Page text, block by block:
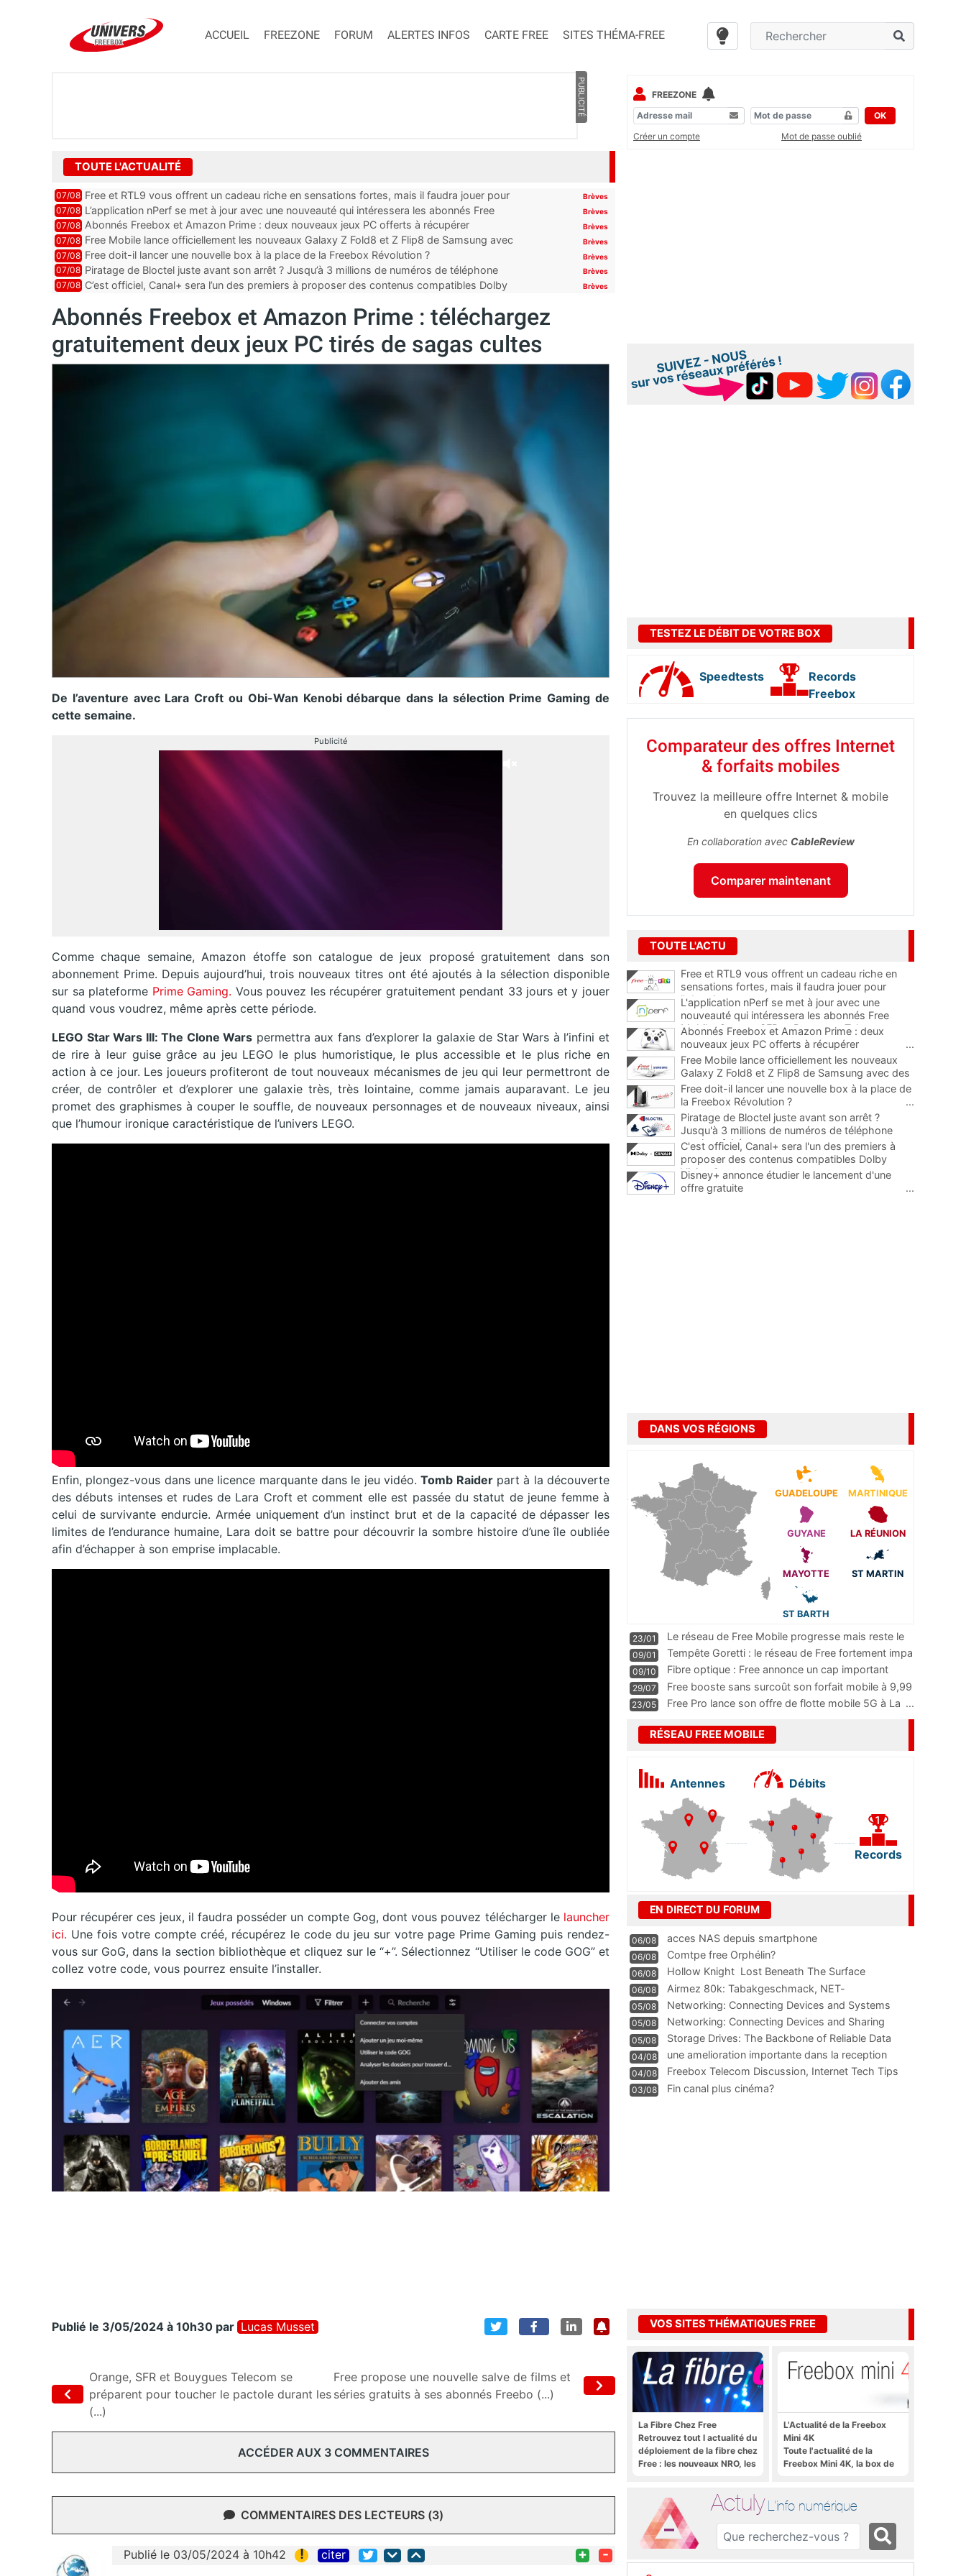
ACCUEIL FREEZONE FORUM ALERTES INFOS CARTE FREE SITES THÉMA-FREE
PUBLICITÉ
TOUTE L'ACTUALITÉ
07/08 Free et RTL9 vous offrent un cadeau riche en sensations fortes, mais il faudra jouer pour
l’obtenir
Brèves
07/08 L’application nPerf se met à jour avec une nouveauté qui intéressera les abonnés Free
Mobile, Orange, SFR ...
Brèves
07/08 Abonnés Freebox et Amazon Prime : deux nouveaux jeux PC offerts à récupérer Brèves
07/08 Free Mobile lance officiellement les nouveaux Galaxy Z Fold8 et Z Flip8 de Samsung avec
des promos et des cadeaux
Brèves
07/08 Free doit-il lancer une nouvelle box à la place de la Freebox Révolution ? Brèves
07/08 Piratage de Bloctel juste avant son arrêt ? Jusqu’à 3 millions de numéros de téléphone
auraient fuité
Brèves
07/08 C’est officiel, Canal+ sera l’un des premiers à proposer des contenus compatibles Dolby
Brèves
Abonnés Freebox et Amazon Prime : téléchargez
gratuitement deux jeux PC tirés de sagas cultes
De l’aventure avec Lara Croft ou Obi-Wan Kenobi débarque dans la sélection Prime Gaming de
cette semaine.
Publicité
Comme chaque semaine, Amazon étoffe son catalogue de jeux proposé gratuitement dans son
abonnement Prime. Depuis aujourd’hui, trois nouveaux titres ont été ajoutés à la sélection disponible
sur sa plateforme Prime Gaming. Vous pouvez les récupérer gratuitement pendant 33 jours et y jouer
quand vous voudrez, même après cette période.
LEGO Star Wars III: The Clone Wars permettra aux fans d’explorer la galaxie de Star Wars à l’infini et
de rire à leur guise grâce au jeu LEGO le plus humoristique, le plus accessible et le plus riche en
action à ce jour. Les joueurs profiteront de tout nouveaux mécanismes de jeu qui leur permettront de
créer, de contrôler et d’explorer une galaxie très, très lointaine, comme jamais auparavant. Le jeu
promet des graphismes à couper le souffle, de nouveaux personnages et de nouveaux niveaux, ainsi
que l’humour ironique caractéristique de l’univers LEGO.
Enfin, plongez-vous dans une licence marquante dans le jeu vidéo.Tomb Raiderpart à la découverte
des débuts intenses et rudes de Lara Croft et comment elle est passée du statut de jeune femme à
celui de survivante endurcie. Armée uniquement d’un instinct brut et de la capacité de dépasser les
limites de l’endurance humaine, Lara doit se battre pour découvrir la sombre histoire d’une île oubliée
afin d’échapper à son emprise implacable.
Pour récupérer ces jeux, il faudra posséder un compte Gog, dont vous pouvez télécharger le launcher
ici. Une fois votre compte créé, récupérez le code du jeu sur votre page Prime Gaming puis rendez-
vous sur GoG, dans la section bibliothèque et cliquez sur le “+”. Sélectionnez “Utiliser le code GOG” et
collez votre code, vous pourrez ensuite l’installer.
Publié le 3/05/2024 à 10h30 par Lucas Musset
Orange, SFR et Bouygues Telecom se
préparent pour toucher le pactole durant les
(...)
Free propose une nouvelle salve de films et
séries gratuits à ses abonnés Freebo (...)
ACCÉDER AUX 3 COMMENTAIRES
COMMENTAIRES DES LECTEURS (3)
Publié le 03/05/2024 à 10h42 ! citer + -
FREEZONE
OK
Créer un compte
Mot de passe oublié
TESTEZ LE DÉBIT DE VOTRE BOX
Speedtests
Records
Freebox
Comparateur des offres Internet
& forfaits mobiles
Trouvez la meilleure offre Internet & mobile
en quelques clics
En collaboration avec CableReview
Comparer maintenant
TOUTE L'ACTU
Free et RTL9 vous offrent un cadeau riche en
sensations fortes, mais il faudra jouer pour
l'obtenir
L'application nPerf se met à jour avec une
nouveauté qui intéressera les abonnés Free
Mobile, Orange, SFR et Bouygues Telecom
Abonnés Freebox et Amazon Prime : deux
nouveaux jeux PC offerts à récupérer
...
Free Mobile lance officiellement les nouveaux
Galaxy Z Fold8 et Z Flip8 de Samsung avec des
promos et des cadeaux
...
Free doit-il lancer une nouvelle box à la place de
la Freebox Révolution ?
...
Piratage de Bloctel juste avant son arrêt ?
Jusqu'à 3 millions de numéros de téléphone
auraient fuité
C'est officiel, Canal+ sera l'un des premiers à
proposer des contenus compatibles Dolby
Vision 2
Disney+ annonce étudier le lancement d'une
offre gratuite
...
DANS VOS RÉGIONS
GUADELOUPE MARTINIQUE
GUYANE LA RÉUNION
MAYOTTE ST MARTIN
ST BARTH
23/01
Le réseau de Free Mobile progresse mais reste le
m
...
09/01
Tempête Goretti : le réseau de Free fortement impa
09/10
Fibre optique : Free annonce un cap important
pass
...
29/07
Free booste sans surcoût son forfait mobile à 9,99
23/05 Free Pro lance son offre de flotte mobile 5G à La ...
RÉSEAU FREE MOBILE
Antennes Débits
Records
EN DIRECT DU FORUM
06/08 acces NAS depuis smartphone
06/08 Comtpe free Orphélin?
06/08 Hollow Knight  Lost Beneath The Surface
06/08
Airmez 80k: Tabakgeschmack, NET-
Technologie und Leistung im
05/08 Networking: Connecting Devices and Systems
05/08
Networking: Connecting Devices and Sharing
Information
05/08
Storage Drives: The Backbone of Reliable Data
Management
04/08
une amelioration importante dans la reception
WIFI
04/08
Freebox Telecom Discussion, Internet Tech Tips
Communi
03/08 Fin canal plus cinéma?
VOS SITES THÉMATIQUES FREE
La Fibre Chez Free
Retrouvez tout l actualité du
déploiement de la fibre chez
Free : les nouveaux NRO, les
L'Actualité de la Freebox
Mini 4K
Toute l'actualité de la
Freebox Mini 4K, la box de
Actuly L'info numérique